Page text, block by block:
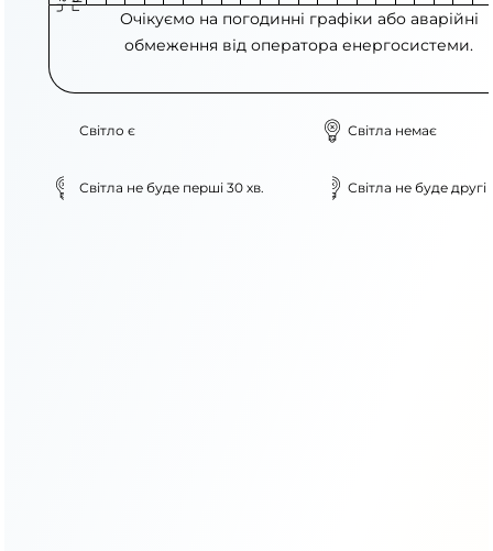
Очікуємо на погодинні графіки або аварійні
обмеження від оператора енергосистеми.
Світло є Світла немає
Світла не буде перші 30 хв. Світла не буде другі